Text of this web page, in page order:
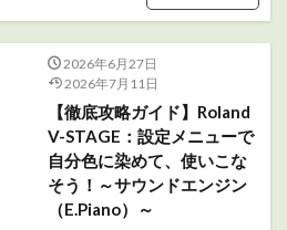
2026年6月27日
2026年7月11日
【徹底攻略ガイド】Roland
V-STAGE：設定メニューで
自分色に染めて、使いこな
そう！～サウンドエンジン
（E.Piano）～